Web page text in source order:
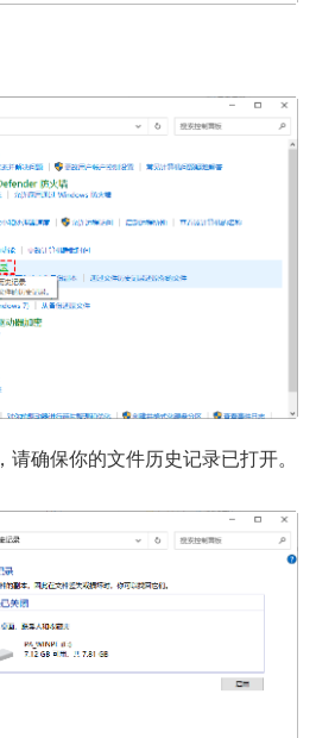
，请确保你的文件历史记录已打开。